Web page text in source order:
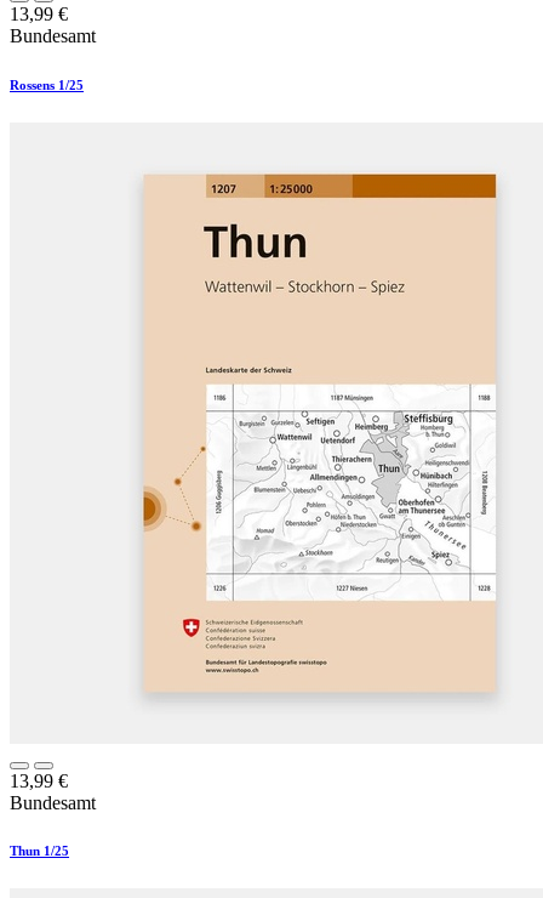
13,99 €
Bundesamt
Rossens 1/25
13,99 €
Bundesamt
Thun 1/25